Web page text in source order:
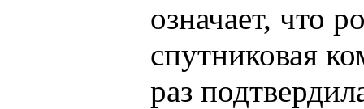
означает, что
спутниковая
раз